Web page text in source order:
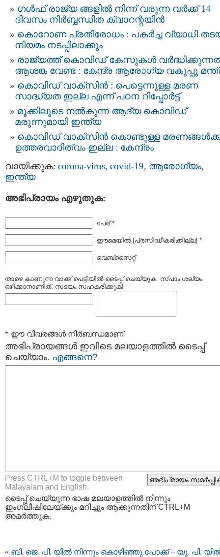
ഗള്‍ഫ് രാജ്യ ങ്ങളില്‍ നിന്ന് വരുന്ന വര്‍ക്ക് 14
ദിവസം നിര്‍ബ്ബന്ധിത ക്വാറന്റയിന്‍
കൊറോണ പ്രതിരോധം : പകര്‍ച്ച വ്യാധി
നിയമം നടപ്പിലാക്കും
രാജ്യത്ത് കൊവിഡ് കേസുകള്‍
ആശങ്ക വേണ്ട : കേന്ദ്ര ആരോഗ്യ വകുപ്പു
കൊവിഡ് വാക്സിൻ : പെട്ടെന്നുള്ള മരണ
സാദ്ധ്യത ഇല്ല എന്ന് പഠന റിപ്പോര്‍ട്ട്
മൂക്കിലൂടെ നല്‍കുന്ന ആദ്യ കൊവിഡ്
മരുന്നുമായി ഇന്ത്യ
കൊവിഡ് വാക്‌സിന്‍ കൊണ്ടുള്ള
ഉത്തരവാദിത്വം ഇല്ല : കേന്ദ്രം
വായിക്കുക: corona-virus, covid-19, ആരോഗ്യം,
ഇന്ത്യ
അഭിപ്രായം എഴുതുക:
പേര് *
ഈമെയില്‍ (പ്രസിദ്ധീകരിക്കില്ല) *
വെബ്സൈറ്റ്
താഴെ കാണുന്ന വാക്ക് പെട്ടിയില്‍ ടൈപ്പ്‌ ചെയ്യുക. സ്പാം ശല്യം
ഒഴിക്കാനാണിത്. സദയം സഹകരിക്കുക!
* ഈ വിവരങ്ങള്‍ നിര്‍ബന്ധമാണ്
അഭിപ്രായങ്ങള്‍ ഇവിടെ മലയാളത്തില്‍ ടൈപ്പ്
ചെയ്യാം. എങ്ങനെ?
Press CTRL+M to toggle between
Malayalam and English.
ടൈപ്പ്‌ ചെയ്യുന്ന ഭാഷ മലയാളത്തില്‍ നിന്നും
ഇംഗ്ലീഷിലേയ്ക്കും മറിച്ചും ആക്കുന്നതിന് CTRL+M
അമര്‍ത്തുക.
« ബി. ജെ. പി. യില്‍ നിന്നും കൊഴിഞ്ഞു പോക്ക് – യു. പി.